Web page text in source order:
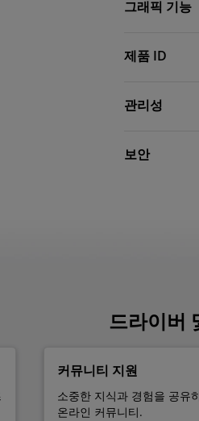
그래픽 기능
제품 ID
관리성
보안
드라이버
커뮤니티 지원
소중한 지식과 경험을 공유
온라인 커뮤니티.